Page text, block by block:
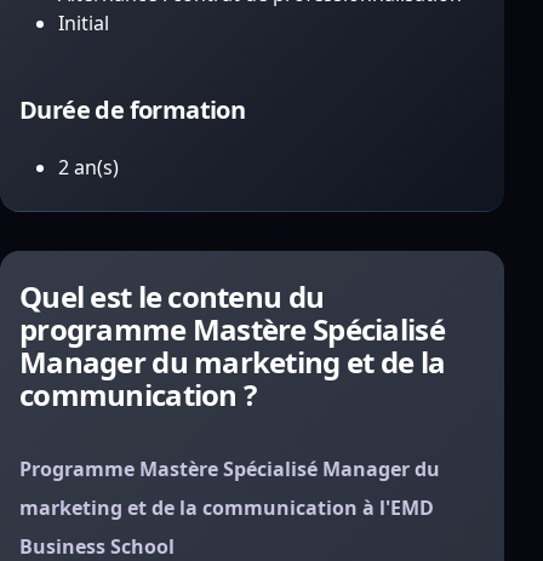
Initial
Durée de formation
2 an(s)
Quel est le contenu du
programme Mastère Spécialisé
Manager du marketing et de la
communication ?
Programme Mastère Spécialisé Manager du
marketing et de la communication à l'EMD
Business School